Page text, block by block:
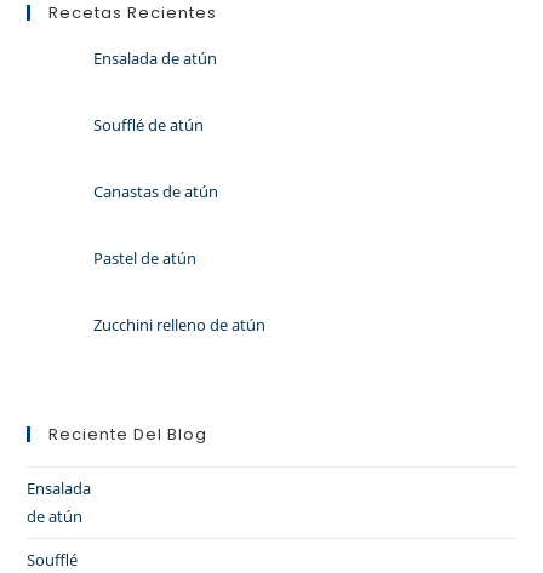
Recetas Recientes
Ensalada de atún
Soufflé de atún
Canastas de atún
Pastel de atún
Zucchini relleno de atún
Reciente Del Blog
Ensalada
de atún
Soufflé